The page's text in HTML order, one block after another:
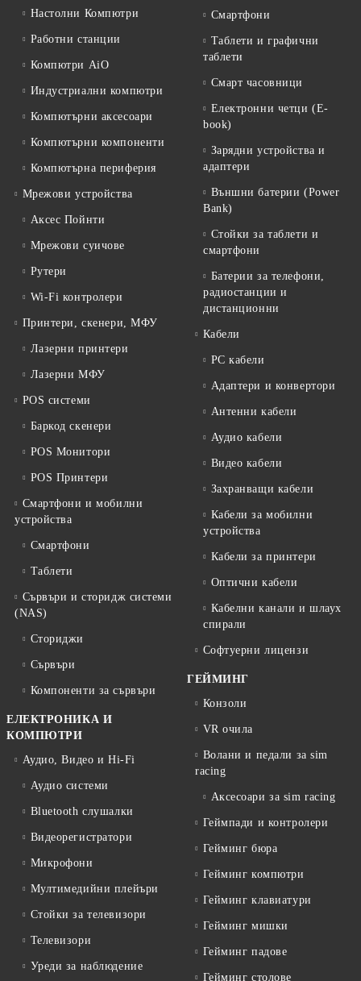
Настолни Компютри
Работни станции
Компютри AiO
Индустриални компютри
Компютърни аксесоари
Компютърни компоненти
Компютърна периферия
Мрежови устройства
Аксес Пойнти
Мрежови суичове
Рутери
Wi-Fi контролери
Принтери, скенери, МФУ
Лазерни принтери
Лазерни МФУ
POS системи
Баркод скенери
POS Монитори
POS Принтери
Смартфони и мобилни
устройства
Смартфони
Таблети
Сървъри и сторидж системи
(NAS)
Сториджи
Сървъри
Компоненти за сървъри
ЕЛЕКТРОНИКА И
КОМПЮТРИ
Аудио, Видео и Hi-Fi
Аудио системи
Bluetooth слушалки
Видеорегистратори
Микрофони
Мултимедийни плейъри
Стойки за телевизори
Телевизори
Уреди за наблюдение
Смартфони
Таблети и графични
таблети
Смарт часовници
Електронни четци (E-
book)
Зарядни устройства и
адаптери
Външни батерии (Power
Bank)
Стойки за таблети и
смартфони
Батерии за телефони,
радиостанции и
дистанционни
Кабели
PC кабели
Адаптери и конвертори
Антенни кабели
Аудио кабели
Видео кабели
Захранващи кабели
Кабели за мобилни
устройства
Кабели за принтери
Оптични кабели
Кабелни канали и шлаух
спирали
Софтуерни лицензи
ГЕЙМИНГ
Конзоли
VR очила
Волани и педали за sim
racing
Аксесоари за sim racing
Геймпади и контролери
Гейминг бюра
Гейминг компютри
Гейминг клавиатури
Гейминг мишки
Гейминг падове
Гейминг столове